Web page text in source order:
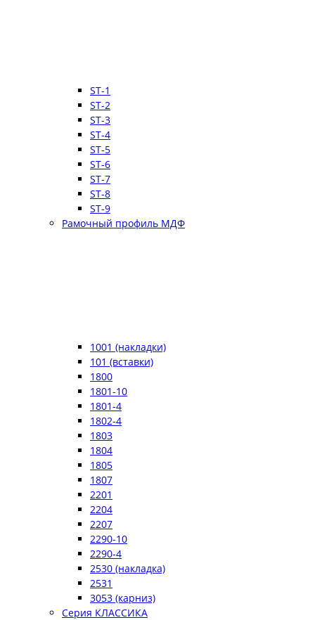
ST-1
ST-2
ST-3
ST-4
ST-5
ST-6
ST-7
ST-8
ST-9
Рамочный профиль МДФ
1001 (накладки)
101 (вставки)
1800
1801-10
1801-4
1802-4
1803
1804
1805
1807
2201
2204
2207
2290-10
2290-4
2530 (накладка)
2531
3053 (карниз)
Серия КЛАССИКА